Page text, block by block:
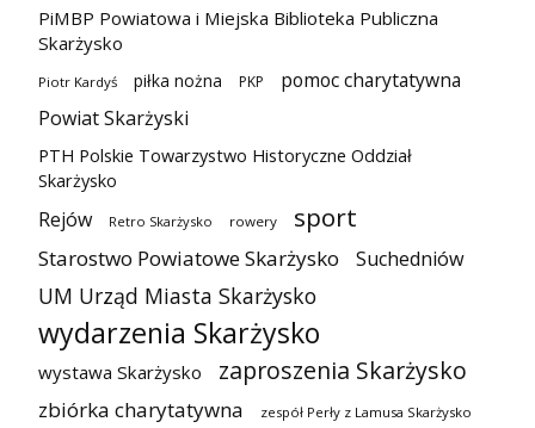
PiMBP Powiatowa i Miejska Biblioteka Publiczna
Skarżysko
Piotr Kardyś piłka nożna PKP
pomoc charytatywna
Powiat Skarżyski
PTH Polskie Towarzystwo Historyczne Oddział
Skarżysko
Rejów Retro Skarżysko rowery sport
Starostwo Powiatowe Skarżysko Suchedniów
UM Urząd Miasta Skarżysko
wydarzenia Skarżysko
wystawa Skarżysko zaproszenia Skarżysko
zbiórka charytatywna zespół Perły z Lamusa Skarżysko